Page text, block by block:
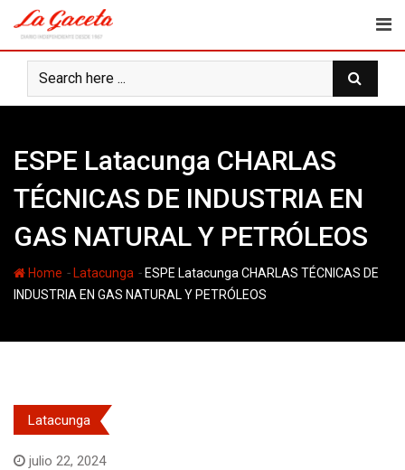
content
ESPE Latacunga CHARLAS
TÉCNICAS DE INDUSTRIA EN
GAS NATURAL Y PETRÓLEOS
Home - Latacunga - ESPE Latacunga CHARLAS TÉCNICAS DE
INDUSTRIA EN GAS NATURAL Y PETRÓLEOS
Latacunga
julio 22, 2024